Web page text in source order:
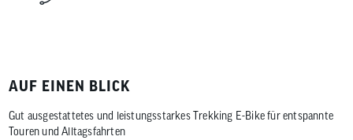
AUF EINEN BLICK
Gut ausgestattetes und leistungsstarkes Trekking E-Bike für entspannte
Touren und Alltagsfahrten